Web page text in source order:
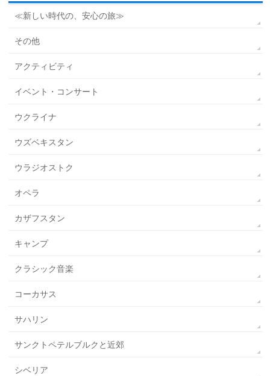
≪新しい時代の、安心の旅≫
その他
アクティビティ
イベント・コンサート
ウクライナ
ウズベキスタン
ウラジオストク
オペラ
カザフスタン
キャンプ
クラシック音楽
コーカサス
サハリン
サンクトペテルブルクと近郊
シベリア